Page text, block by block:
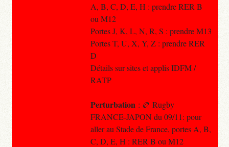
A, B, C, D, E, H : prendre RER B
ou M12
Portes J, K, L, N, R, S : prendre M13
Portes T, U, X, Y, Z : prendre RER
D
Détails sur sites et applis IDFM /
RATP
Perturbation : 🏉 Rugby
FRANCE-JAPON du 09/11: pour
aller au Stade de France, portes A, B,
C, D, E, H : RER B ou M12